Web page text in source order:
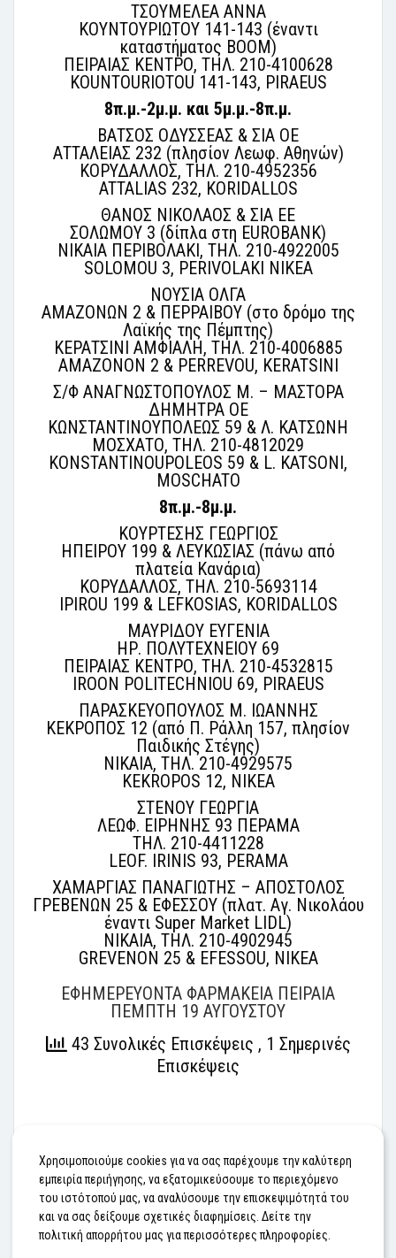
ΤΣΟΥΜΕΛΕΑ ΑΝΝΑ
ΚΟΥΝΤΟΥΡΙΩΤΟΥ 141-143 (έναντι
καταστήματος BOOM)
ΠΕΙΡΑΙΑΣ ΚΕΝΤΡΟ, ΤΗΛ. 210-4100628
KOUNTOURIOTOU 141-143, PIRAEUS
8π.μ.-2μ.μ. και 5μ.μ.-8π.μ.
ΒΑΤΣΟΣ ΟΔΥΣΣΕΑΣ & ΣΙΑ ΟΕ
ΑΤΤΑΛΕΙΑΣ 232 (πλησίον Λεωφ. Αθηνών)
ΚΟΡΥΔΑΛΛΟΣ, ΤΗΛ. 210-4952356
ATTALIAS 232, KORIDALLOS
ΘΑΝΟΣ ΝΙΚΟΛΑΟΣ & ΣΙΑ ΕΕ
ΣΟΛΩΜΟΥ 3 (δίπλα στη EUROBANK)
ΝΙΚΑΙΑ ΠΕΡΙΒΟΛΑΚΙ, ΤΗΛ. 210-4922005
SOLOMOU 3, PERIVOLAKI NIKEA
ΝΟΥΣΙΑ ΟΛΓΑ
ΑΜΑΖΟΝΩΝ 2 & ΠΕΡΡΑΙΒΟΥ (στο δρόμο της
Λαϊκής της Πέμπτης)
ΚΕΡΑΤΣΙΝΙ ΑΜΦΙΑΛΗ, ΤΗΛ. 210-4006885
AMAZONON 2 & PERREVOU, KERATSINI
Σ/Φ ΑΝΑΓΝΩΣΤΟΠΟΥΛΟΣ Μ. – ΜΑΣΤΟΡΑ
ΔΗΜΗΤΡΑ ΟΕ
ΚΩΝΣΤΑΝΤΙΝΟΥΠΟΛΕΩΣ 59 & Λ. ΚΑΤΣΩΝΗ
ΜΟΣΧΑΤΟ, ΤΗΛ. 210-4812029
KONSTANTINOUPOLEOS 59 & L. KATSONI,
MOSCHATO
8π.μ.-8μ.μ.
ΚΟΥΡΤΕΣΗΣ ΓΕΩΡΓΙΟΣ
ΗΠΕΙΡΟΥ 199 & ΛΕΥΚΩΣΙΑΣ (πάνω από
πλατεία Κανάρια)
ΚΟΡΥΔΑΛΛΟΣ, ΤΗΛ. 210-5693114
IPIROU 199 & LEFKOSIAS, KORIDALLOS
ΜΑΥΡΙΔΟΥ ΕΥΓΕΝΙΑ
ΗΡ. ΠΟΛΥΤΕΧΝΕΙΟΥ 69
ΠΕΙΡΑΙΑΣ ΚΕΝΤΡΟ, ΤΗΛ. 210-4532815
IROON POLITECHNIOU 69, PIRAEUS
ΠΑΡΑΣΚΕΥΟΠΟΥΛΟΣ Μ. ΙΩΑΝΝΗΣ
ΚΕΚΡΟΠΟΣ 12 (από Π. Ράλλη 157, πλησίον
Παιδικής Στέγης)
ΝΙΚΑΙΑ, ΤΗΛ. 210-4929575
KEKROPOS 12, NIKEA
ΣΤΕΝΟΥ ΓΕΩΡΓΙΑ
ΛΕΩΦ. ΕΙΡΗΝΗΣ 93 ΠΕΡΑΜΑ
ΤΗΛ. 210-4411228
LEOF. IRINIS 93, PERAMA
ΧΑΜΑΡΓΙΑΣ ΠΑΝΑΓΙΩΤΗΣ – ΑΠΟΣΤΟΛΟΣ
ΓΡΕΒΕΝΩΝ 25 & ΕΦΕΣΣΟΥ (πλατ. Αγ. Νικολάου
έναντι Super Market LIDL)
ΝΙΚΑΙΑ, ΤΗΛ. 210-4902945
GREVENON 25 & EFESSOU, NIKEA
ΕΦΗΜΕΡΕΥΟΝΤΑ ΦΑΡΜΑΚΕΙΑ ΠΕΙΡΑΙΑ
ΠΕΜΠΤΗ 19 ΑΥΓΟΥΣΤΟΥ
43 Συνολικές Επισκέψεις , 1 Σημερινές
Επισκέψεις
Προηγούμενο Επόμενο
Χρησιμοποιούμε cookies για να σας παρέχουμε την καλύτερη
εμπειρία περιήγησης, να εξατομικεύσουμε το περιεχόμενο
του ιστότοπού μας, να αναλύσουμε την επισκεψιμότητά του
και να σας δείξουμε σχετικές διαφημίσεις. Δείτε την
πολιτική απορρήτου μας για περισσότερες πληροφορίες.